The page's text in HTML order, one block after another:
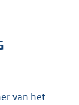
van het